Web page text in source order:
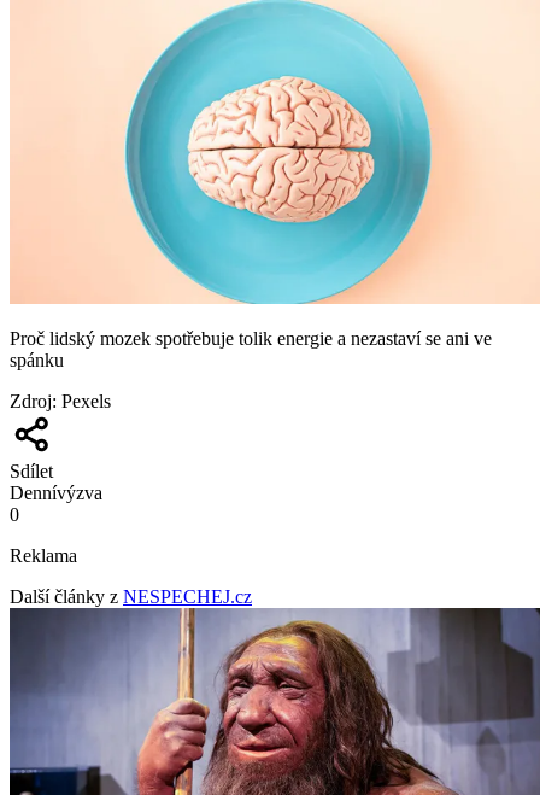
Proč lidský mozek spotřebuje tolik energie a nezastaví se ani ve
spánku
Zdroj: Pexels
Sdílet
Dennívýzva
0
Reklama
Další články z NESPECHEJ.cz